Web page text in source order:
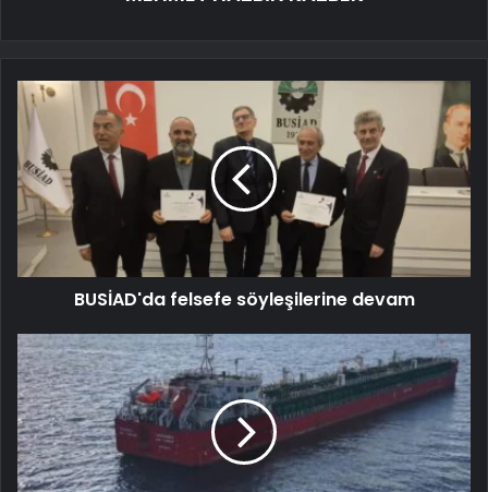
BUSİAD'da felsefe söyleşilerine devam